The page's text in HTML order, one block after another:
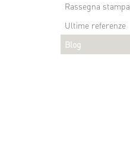
Rassegna stampa
Ultime referenze
Blog